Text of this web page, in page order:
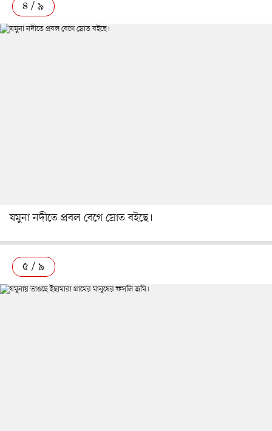
৪ / ৯
যমুনা নদীতে প্রবল বেগে স্রোত বইছে।
৫ / ৯